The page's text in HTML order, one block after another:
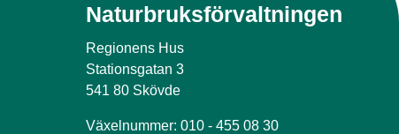
Naturbruksförvaltningen
Regionens Hus
Stationsgatan 3
541 80 Skövde
Växelnummer: 010 - 455 08 30